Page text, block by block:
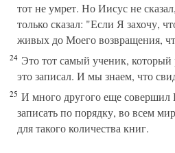
тот не умрет. Но Иисус не
только сказал: "Если Я захочу,
живых до Моего возвращения,
24 Это тот самый ученик, который
это записал. И мы знаем, что
25 И много другого еще совершил
записать по порядку, во всем
для такого количества книг.